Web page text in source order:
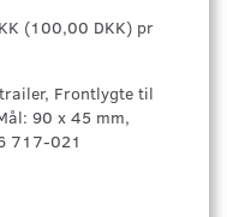
(100,00 DKK) pr
Frontlygte til
90 x 45 mm,
717-021